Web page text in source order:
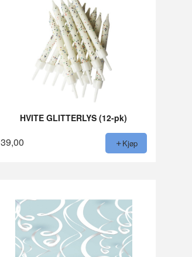
HVITE GLITTERLYS (12-pk)
39,00 Kjøp